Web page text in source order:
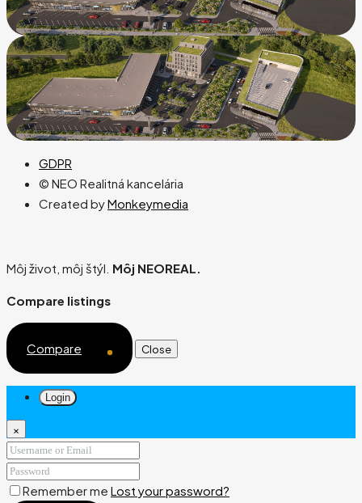
GDPR
© NEO Realitná kancelária
Created byMonkeymedia
Môj život, môj štýl. Môj NEOREAL.
Compare listings
Compare Close
Login
×
Remember me Lost your password?